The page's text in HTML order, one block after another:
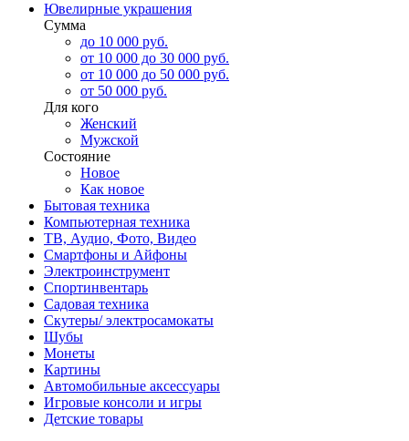
Ювелирные украшения
Сумма
до 10 000 руб.
от 10 000 до 30 000 руб.
от 10 000 до 50 000 руб.
от 50 000 руб.
Для кого
Женский
Мужской
Состояние
Новое
Как новое
Бытовая техника
Компьютерная техника
ТВ, Аудио, Фото, Видео
Смартфоны и Айфоны
Электроинструмент
Спортинвентарь
Садовая техника
Скутеры/ электросамокаты
Шубы
Монеты
Картины
Автомобильные аксессуары
Игровые консоли и игры
Детские товары